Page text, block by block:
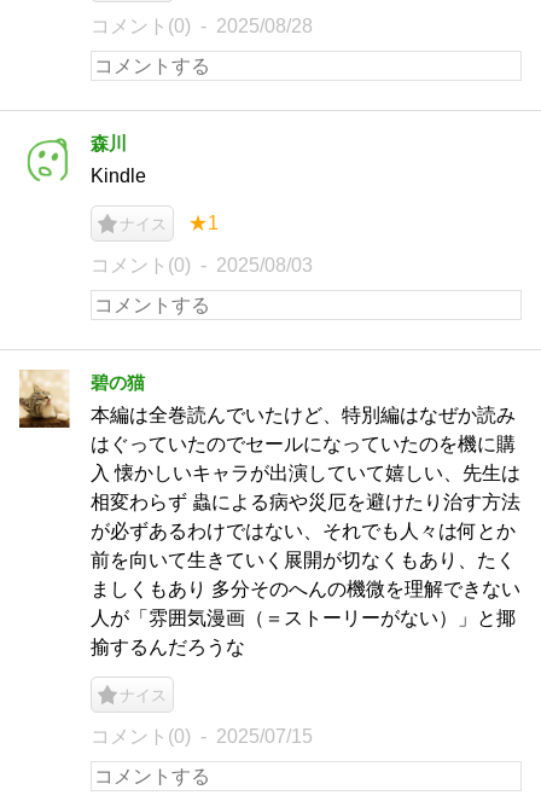
コメント(0) 2025/08/28
森川
Kindle
ナイス ★1
コメント(0) 2025/08/03
碧の猫
本編は全巻読んでいたけど、特別編はなぜか読み
はぐっていたのでセールになっていたのを機に購
入 懐かしいキャラが出演していて嬉しい、先生は
相変わらず 蟲による病や災厄を避けたり治す方法
が必ずあるわけではない、それでも人々は何とか
前を向いて生きていく展開が切なくもあり、たく
ましくもあり 多分そのへんの機微を理解できない
人が「雰囲気漫画（＝ストーリーがない）」と揶
揄するんだろうな
ナイス
コメント(0) 2025/07/15